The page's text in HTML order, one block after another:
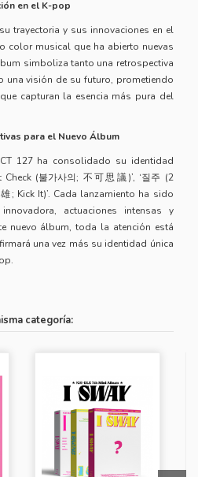
en el K-pop
su trayectoria y sus innovaciones en el
color musical que ha abierto nuevas
simboliza tanto una retrospectiva
una visión de su futuro, prometiendo
capturan la esencia más pura del
para el Nuevo Álbum
127 ha consolidado su identidad
(불가사의; 不可思議)’, ‘질주 (2
雄; Kick It)’. Cada lanzamiento ha sido
actuaciones intensas y
nuevo álbum, toda la atención está
una vez más su identidad única
categoría: